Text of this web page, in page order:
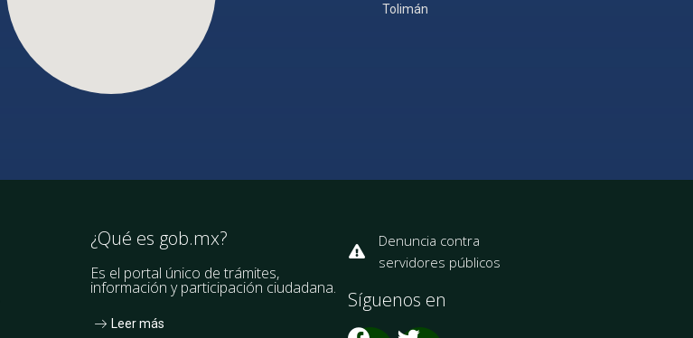
Tolimán
¿Qué es gob.mx?
Es el portal único de trámites,
información y participación ciudadana.
Leer más
Denuncia contra
servidores públicos
Síguenos en